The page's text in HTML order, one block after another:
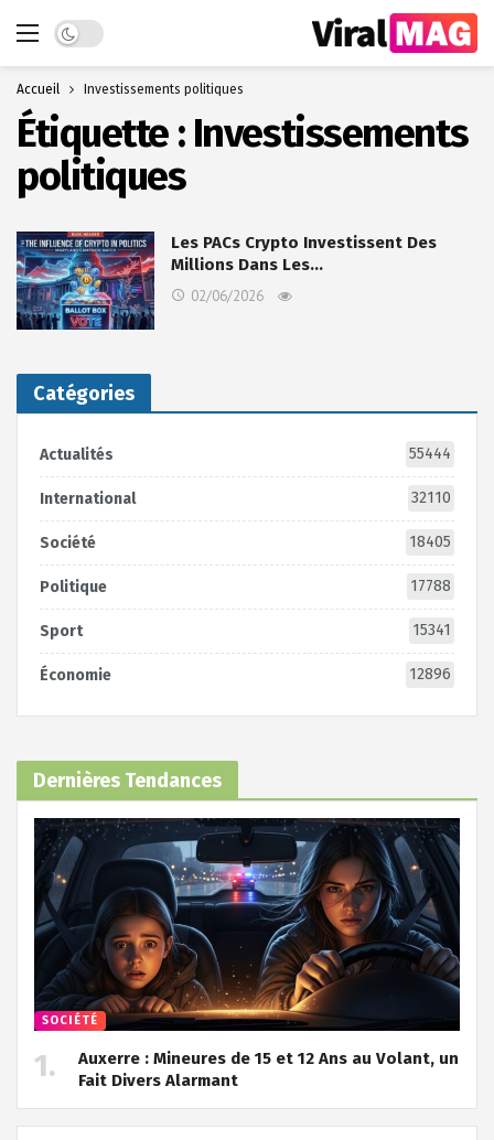
Dark mode
Accueil Investissements politiques
Étiquette : Investissements
politiques
Les PACs Crypto Investissent Des
Millions Dans Les…
02/06/2026
Catégories
Actualités 55444
International 32110
Société 18405
Politique 17788
Sport 15341
Économie 12896
Dernières Tendances
SOCIÉTÉ
Auxerre : Mineures de 15 et 12 Ans au Volant, un
Fait Divers Alarmant